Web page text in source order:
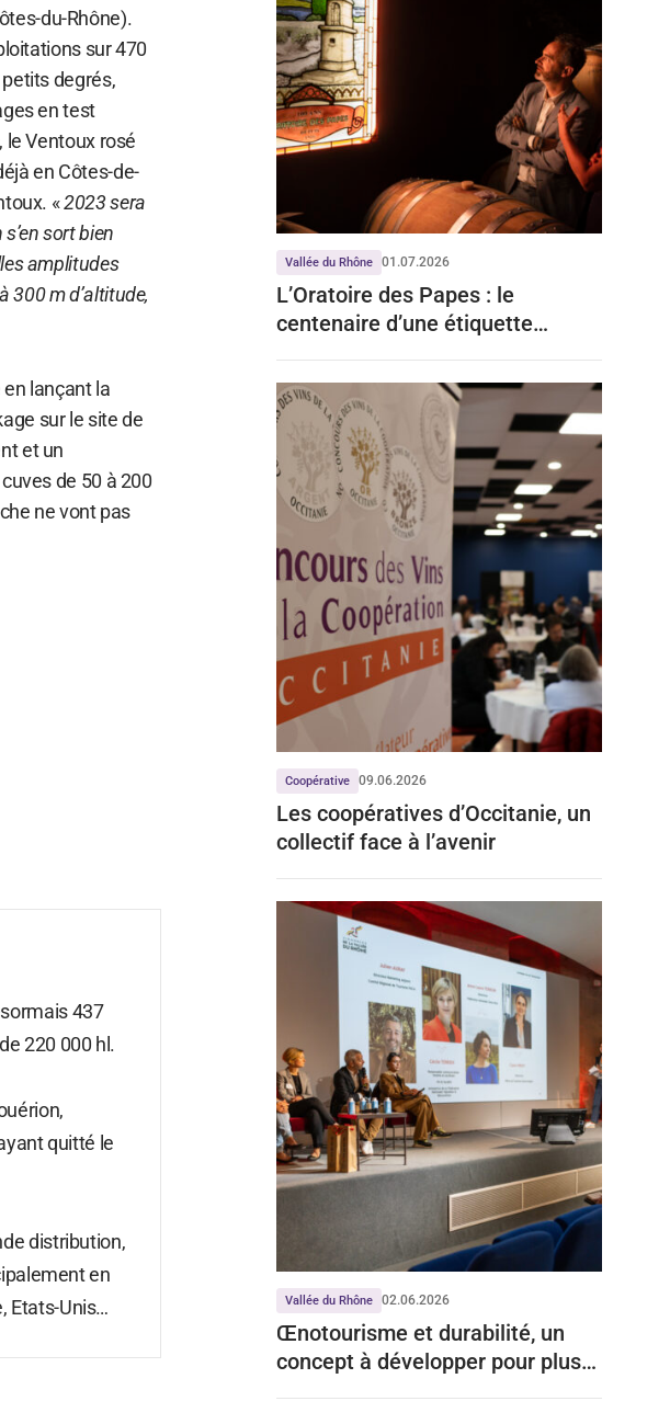
du-Rhône).
sur 470
degrés,
en test
le Ventoux rosé
en Côtes-de-
«2023 sera
sort bien
amplitudes
300 m d’altitude,
lançant la
sur le site de
et un
de 50 à 200
ne vont pas
437
220 000 hl.
quitté le
distribution,
en
Etats-Unis…
Vallée du Rhône 01.07.2026
L’Oratoire des Papes : le
centenaire d’une étiquette
Coopérative 09.06.2026
Les coopératives d’Occitanie, un
collectif face à l’avenir
Vallée du Rhône 02.06.2026
Œnotourisme et durabilité, un
concept à développer pour plus